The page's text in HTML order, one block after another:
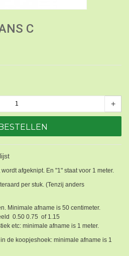
C
+
afgeknipt. En "1" staat voor 1 meter.
per stuk. (Tenzij anders
Minimale afname is 50 centimeter.
0.50 0.75 of 1.15
etc: minimale afname is 1 meter.
de koopjeshoek: minimale afname is 1